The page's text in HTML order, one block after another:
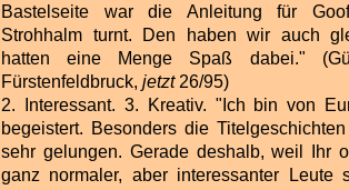
Bastelseite war die Anleitung für
Strohhalm turnt. Den haben wir auch
hatten eine Menge Spaß dabei."
Fürstenfeldbruck, jetzt26/95)
2. Interessant. 3. Kreativ. "Ich bin von
begeistert. Besonders die
sehr gelungen. Gerade deshalb, weil Ihr
ganz normaler, aber interessanter Leute